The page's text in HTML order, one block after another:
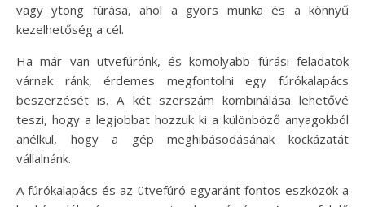
vagy ytong fúrása, ahol a gyors munka és a könnyű
kezelhetőség a cél.
Ha már van ütvefúrónk, és komolyabb fúrási feladatok
várnak ránk, érdemes megfontolni egy fúrókalapács
beszerzését is. A két szerszám kombinálása lehetővé
teszi, hogy a legjobbat hozzuk ki a különböző anyagokból
anélkül, hogy a gép meghibásodásának kockázatát
vállalnánk.
A fúrókalapács és az ütvefúró egyaránt fontos eszközök a